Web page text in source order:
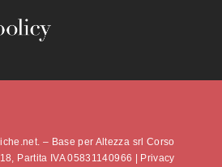
– Base per Altezza srl Corso
Partita IVA 05831140966 |
Privacy